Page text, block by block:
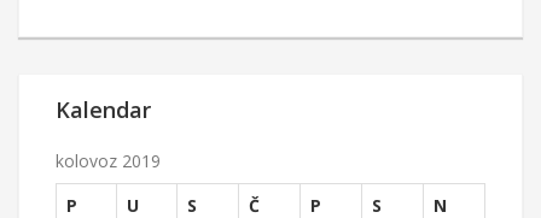
Kalendar
kolovoz 2019
P
U S Č P S
N